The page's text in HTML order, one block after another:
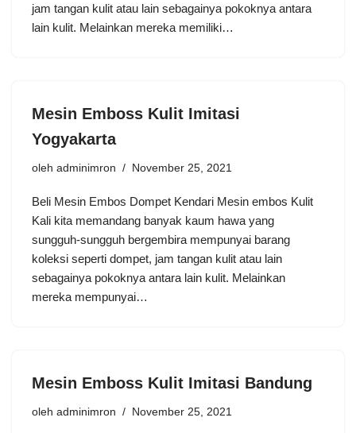
jam tangan kulit atau lain sebagainya pokoknya antara
lain kulit. Melainkan mereka memiliki…
Mesin Emboss Kulit Imitasi
Yogyakarta
oleh adminimron November 25, 2021
Beli Mesin Embos Dompet Kendari Mesin embos Kulit
Kali kita memandang banyak kaum hawa yang
sungguh-sungguh bergembira mempunyai barang
koleksi seperti dompet, jam tangan kulit atau lain
sebagainya pokoknya antara lain kulit. Melainkan
mereka mempunyai…
Mesin Emboss Kulit Imitasi Bandung
oleh adminimron November 25, 2021